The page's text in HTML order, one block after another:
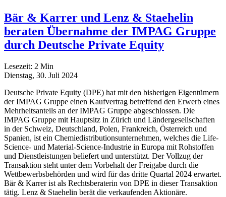
Bär & Karrer und Lenz & Staehelin
beraten Übernahme der IMPAG Gruppe
durch Deutsche Private Equity
Lesezeit: 2 Min
Dienstag, 30. Juli 2024
Deutsche Private Equity (DPE) hat mit den bisherigen Eigentümern
der IMPAG Gruppe einen Kaufvertrag betreffend den Erwerb eines
Mehrheitsanteils an der IMPAG Gruppe abgeschlossen. Die
IMPAG Gruppe mit Hauptsitz in Zürich und Ländergesellschaften
in der Schweiz, Deutschland, Polen, Frankreich, Österreich und
Spanien, ist ein Chemiedistributionsunternehmen, welches die Life-
Science- und Material-Science-Industrie in Europa mit Rohstoffen
und Dienstleistungen beliefert und unterstützt. Der Vollzug der
Transaktion steht unter dem Vorbehalt der Freigabe durch die
Wettbewerbsbehörden und wird für das dritte Quartal 2024 erwartet.
Bär & Karrer ist als Rechtsberaterin von DPE in dieser Transaktion
tätig. Lenz & Staehelin berät die verkaufenden Aktionäre.